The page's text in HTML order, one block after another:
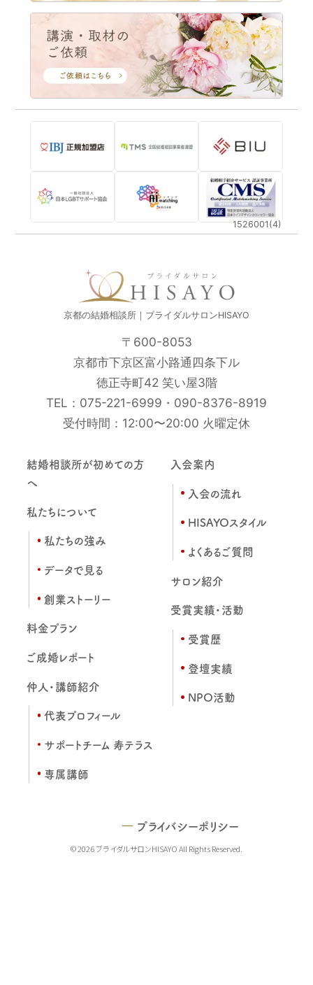
1526001(4)
京都の結婚相談所｜ブライダルサロンHISAYO
〒600-8053
京都市下京区富小路通四条下ル
徳正寺町42 笑い屋3階
TEL： 075-221-6999 ・ 090-8376-8919
受付時間：12:00〜20:00 火曜定休
結婚相談所が初めての方
へ
私たちについて
私たちの強み
データで見る
創業ストーリー
料金プラン
ご成婚レポート
仲人・講師紹介
代表プロフィール
サポートチーム 寿テラス
専属講師
入会案内
入会の流れ
HISAYOスタイル
よくあるご質問
サロン紹介
受賞実績・活動
受賞歴
登壇実績
NPO活動
プライバシーポリシー
© 2026 ブライダルサロンHISAYO All Rights Reserved.